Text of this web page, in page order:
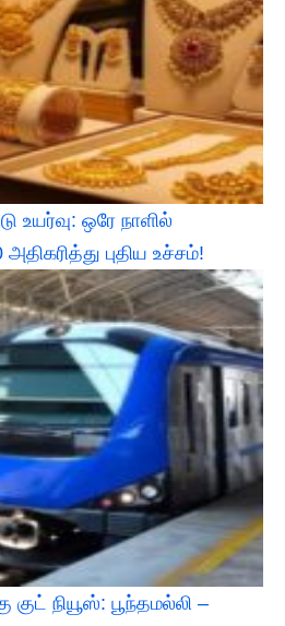
உயர்வு: ஒரே நாளில்
புதிய உச்சம்!
நியூஸ்: பூந்தமல்லி –